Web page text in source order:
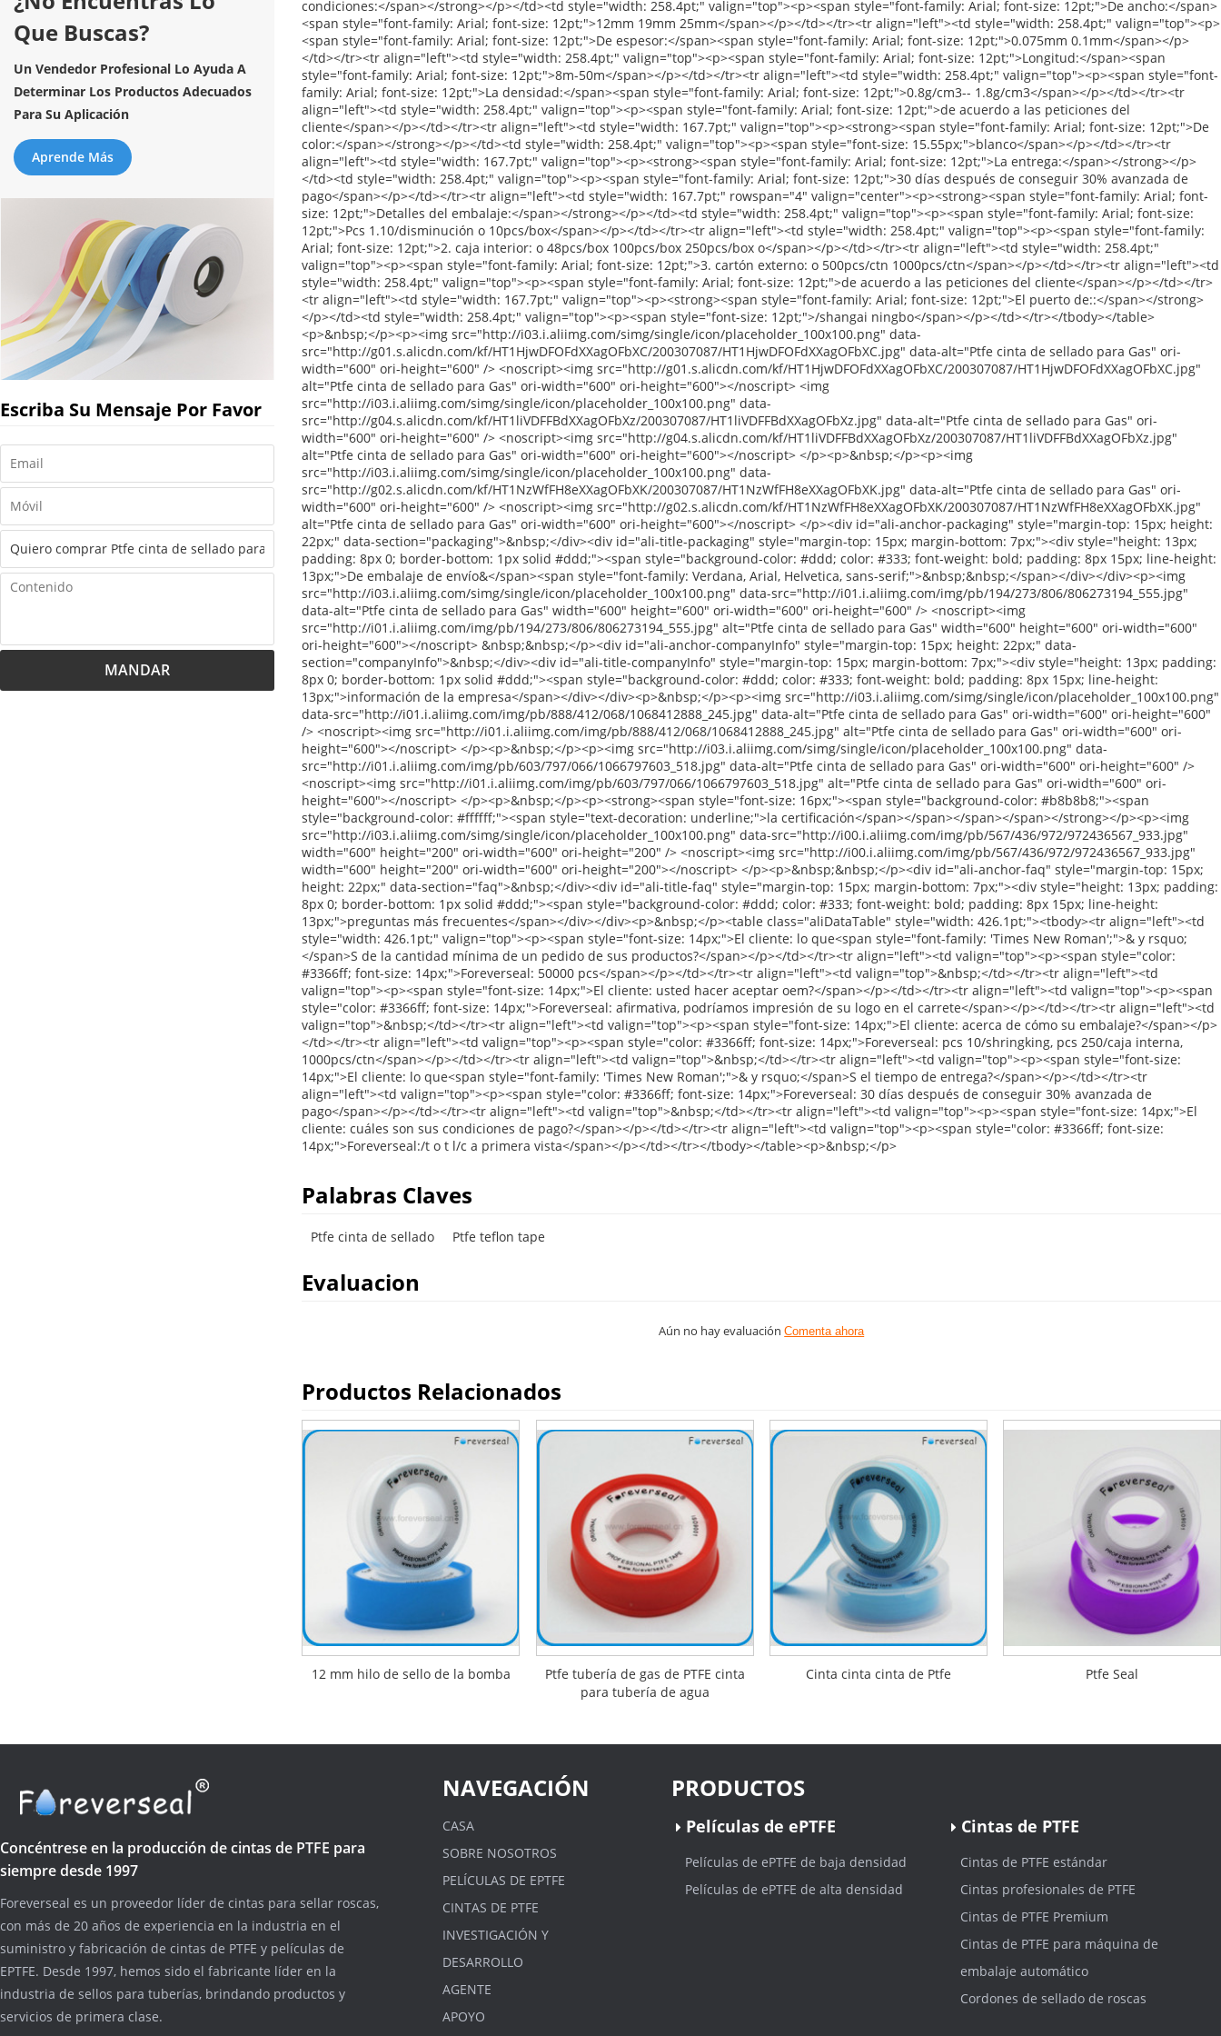
Que Buscas?
Un Vendedor Profesional Lo Ayuda A
Determinar Los Productos Adecuados
Para Su Aplicación
Aprende Más
Escriba Su Mensaje Por Favor
MANDAR
Palabras Claves
Ptfe cinta de sellado Ptfe teflon tape
Evaluacion
Aún no hay evaluaciónComenta ahora
Productos Relacionados
12 mm hilo de sello de la bomba
Ptfe tubería de gas de PTFE cinta
para tubería de agua
Cinta cinta cinta de Ptfe Ptfe Seal
Concéntrese en la producción de cintas de PTFE para
siempre desde 1997
Foreverseal es un proveedor líder de cintas para sellar roscas,
con más de 20 años de experiencia en la industria en el
suministro y fabricación de cintas de PTFE y películas de
EPTFE. Desde 1997, hemos sido el fabricante líder en la
industria de sellos para tuberías, brindando productos y
servicios de primera clase.
NAVEGACIÓN
CASA
SOBRE NOSOTROS
PELÍCULAS DE EPTFE
CINTAS DE PTFE
INVESTIGACIÓN Y
DESARROLLO
AGENTE
APOYO
PRODUCTOS
Películas de ePTFE
Películas de ePTFE de baja densidad
Películas de ePTFE de alta densidad
Cintas de PTFE
Cintas de PTFE estándar
Cintas profesionales de PTFE
Cintas de PTFE Premium
Cintas de PTFE para máquina de
embalaje automático
Cordones de sellado de roscas